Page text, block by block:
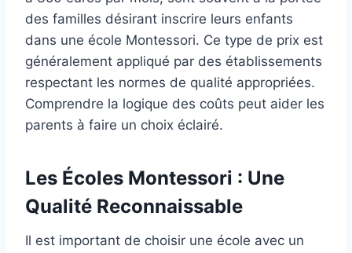
des familles désirant inscrire leurs enfants
dans une école Montessori. Ce type de prix est
généralement appliqué par des établissements
respectant les normes de qualité appropriées.
Comprendre la logique des coûts peut aider les
parents à faire un choix éclairé.
Les Écoles Montessori : Une
Qualité Reconnaissable
Il est important de choisir une école avec un